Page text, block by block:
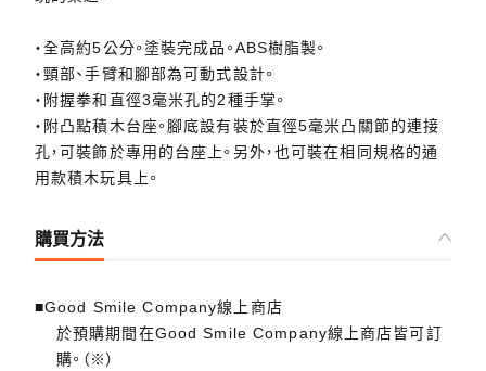
・全高約5公分。塗裝完成品。ABS樹脂製。
・頸部、手臂和腳部為可動式設計。
・附握拳和直徑3毫米孔的2種手掌。
・附凸點積木台座。腳底設有裝於直徑5毫米凸關節的連接
孔，可裝飾於專用的台座上。另外，也可裝在相同規格的通
用款積木玩具上。
購買方法
■Good Smile Company線上商店
於預購期間在Good Smile Company線上商店皆可訂
購。（※）